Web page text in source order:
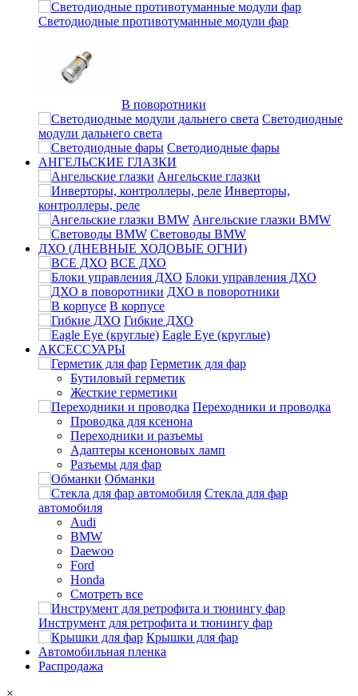
Светодиодные противотуманные модули фар
В поворотники
Светодиодные
модули дальнего света
Светодиодные фары
АНГЕЛЬСКИЕ ГЛАЗКИ
Ангельские глазки
Инверторы,
контроллеры, реле
Ангельские глазки BMW
Световоды BMW
ДХО (ДНЕВНЫЕ ХОДОВЫЕ ОГНИ)
ВСЕ ДХО
Блоки управления ДХО
ДХО в поворотники
В корпусе
Гибкие ДХО
Eagle Eye (круглые)
АКСЕССУАРЫ
Герметик для фар
Бутиловый герметик
Жесткие герметики
Переходники и проводка
Проводка для ксенона
Переходники и разъемы
Адаптеры ксеноновых ламп
Разъемы для фар
Обманки
Стекла для фар
автомобиля
Audi
BMW
Daewoo
Ford
Honda
Смотреть все
Инструмент для ретрофита и тюнингу фар
Крышки для фар
Автомобильная пленка
Распродажа
×